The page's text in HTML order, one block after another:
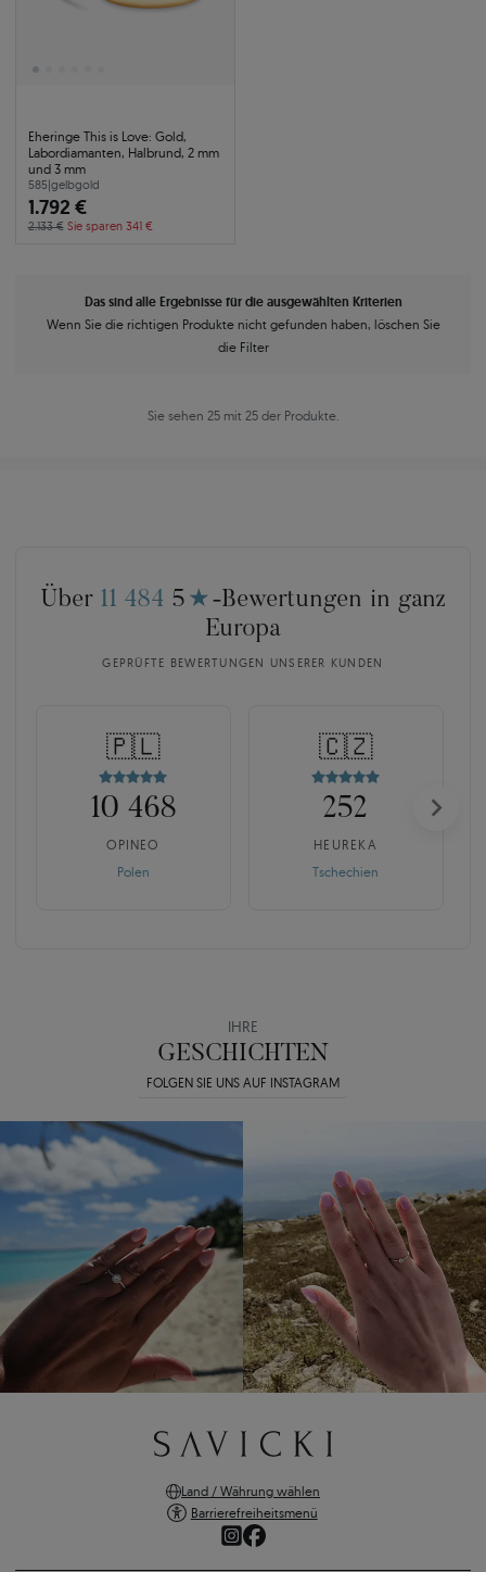
Eheringe This is Love: Gold,
Labordiamanten, Halbrund, 2 mm
und 3 mm
585|gelbgold
1.792 €
2.133 € Sie sparen 341 €
Das sind alle Ergebnisse für die ausgewählten Kriterien
Wenn Sie die richtigen Produkte nicht gefunden haben, löschen Sie
die Filter
Sie sehen 25 mit 25 der Produkte.
Über 11 484 5 ★ -Bewertungen in ganz
Europa
GEPRÜFTE BEWERTUNGEN UNSERER KUNDEN
🇵🇱
10 468
OPINEO
Polen
🇨🇿
252
HEUREKA
Tschechien
IHRE
GESCHICHTEN
FOLGEN SIE UNS AUF INSTAGRAM
Land / Währung wählen
Barrierefreiheitsmenü